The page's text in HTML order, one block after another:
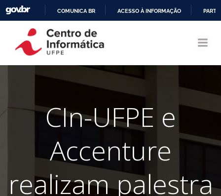
CONTEÚDO
COMUNICA BR ACESSO À INFORMAÇÃO
CIn-UFPE e
Accenture
realizam palestra